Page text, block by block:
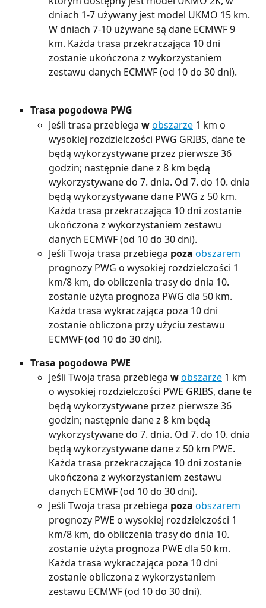
dniach 1-7 używany jest model UKMO 15 km.
W dniach 7-10 używane są dane ECMWF 9
km. Każda trasa przekraczająca 10 dni
zostanie ukończona z wykorzystaniem
zestawu danych ECMWF (od 10 do 30 dni).
Trasa pogodowa PWG
Jeśli trasa przebiega wobszarze 1 km o
wysokiej rozdzielczości PWG GRIBS, dane te
będą wykorzystywane przez pierwsze 36
godzin; następnie dane z 8 km będą
wykorzystywane do 7. dnia. Od 7. do 10. dnia
będą wykorzystywane dane PWG z 50 km.
Każda trasa przekraczająca 10 dni zostanie
ukończona z wykorzystaniem zestawu
danych ECMWF (od 10 do 30 dni).
Jeśli Twoja trasa przebiega poza obszarem
prognozy PWG o wysokiej rozdzielczości 1
km/8 km, do obliczenia trasy do dnia 10.
zostanie użyta prognoza PWG dla 50 km.
Każda trasa wykraczająca poza 10 dni
zostanie obliczona przy użyciu zestawu
ECMWF (od 10 do 30 dni).
Trasa pogodowa PWE
Jeśli Twoja trasa przebiega wobszarze 1 km
o wysokiej rozdzielczości PWE GRIBS, dane te
będą wykorzystywane przez pierwsze 36
godzin; następnie dane z 8 km będą
wykorzystywane do 7. dnia. Od 7. do 10. dnia
będą wykorzystywane dane z 50 km PWE.
Każda trasa przekraczająca 10 dni zostanie
ukończona z wykorzystaniem zestawu
danych ECMWF (od 10 do 30 dni).
Jeśli Twoja trasa przebiega poza obszarem
prognozy PWE o wysokiej rozdzielczości 1
km/8 km, do obliczenia trasy do dnia 10.
zostanie użyta prognoza PWE dla 50 km.
Każda trasa wykraczająca poza 10 dni
zostanie obliczona z wykorzystaniem
zestawu ECMWF (od 10 do 30 dni).